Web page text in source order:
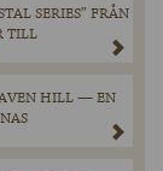
SERIES” FRÅN
TILL
HILL — EN